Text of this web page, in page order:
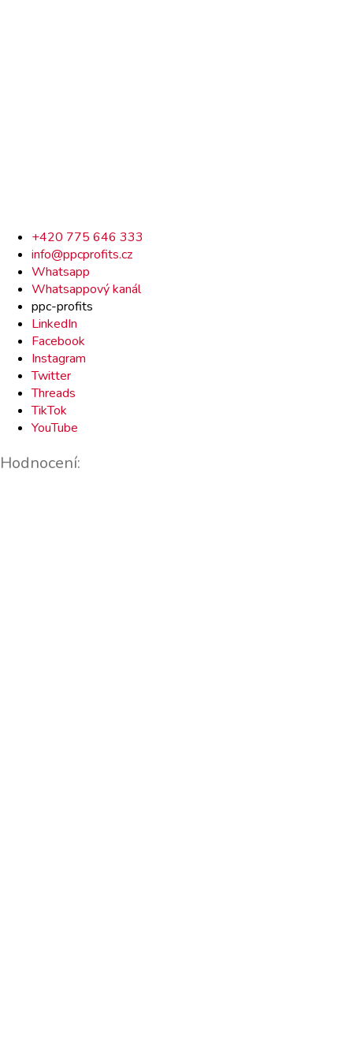
Rychlý
kontakt
+420 775 646 333
info@ppcprofits.cz
Whatsapp
Whatsappový kanál
ppc-profits
LinkedIn
Facebook
Instagram
Twitter
Threads
TikTok
YouTube
Hodnocení: